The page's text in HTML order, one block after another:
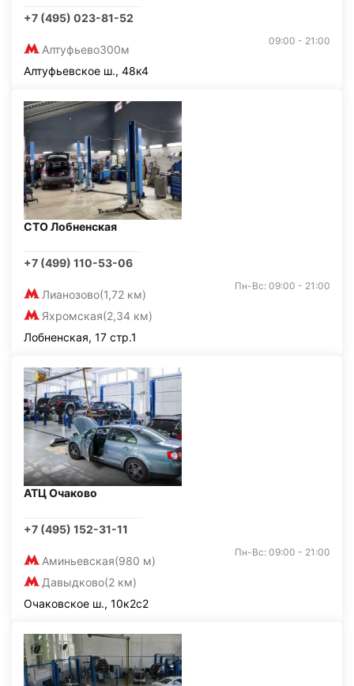
+7 (495) 023-81-52
Алтуфьево300м
09:00 - 21:00
Алтуфьевское ш., 48к4
СТО Лобненская
+7 (499) 110-53-06
Лианозово(1,72 км)
Яхромская(2,34 км)
Пн-Вс: 09:00 - 21:00
Лобненская, 17 стр.1
АТЦ Очаково
+7 (495) 152-31-11
Аминьевская(980 м)
Давыдково(2 км)
Пн-Вс: 09:00 - 21:00
Очаковское ш., 10к2с2